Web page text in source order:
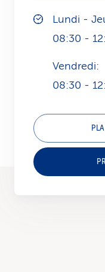
Lundi -
08:30 -
Vendredi:
08:30 -